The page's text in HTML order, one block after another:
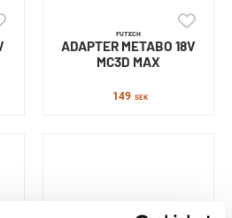
FUTECH
ADAPTER METABO 18V
MC3D MAX
149 SEK